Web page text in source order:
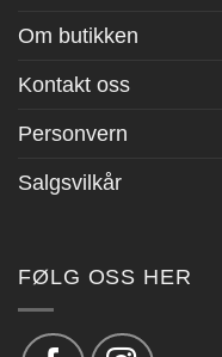
Om butikken
Kontakt oss
Personvern
Salgsvilkår
FØLG OSS HER